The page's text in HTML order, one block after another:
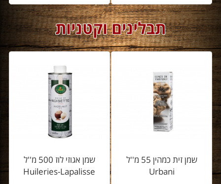
תבלינים וקטניות
שמן זית כמהין 55 מ''ל
Urbani
שמן אגוזי לוז 500 מ''ל
Huileries-Lapalisse